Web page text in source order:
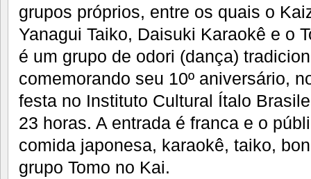
grupos próprios, entre os quais o
Yanagui Taiko, Daisuki Karaokê e o
é um grupo de odori (dança)
comemorando seu 10º aniversário,
festa no Instituto Cultural Ítalo
23 horas. A entrada é franca e o
comida japonesa, karaokê, taiko,
grupo Tomo no Kai.